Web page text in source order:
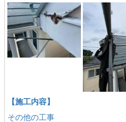
【施工内容】
その他の工事